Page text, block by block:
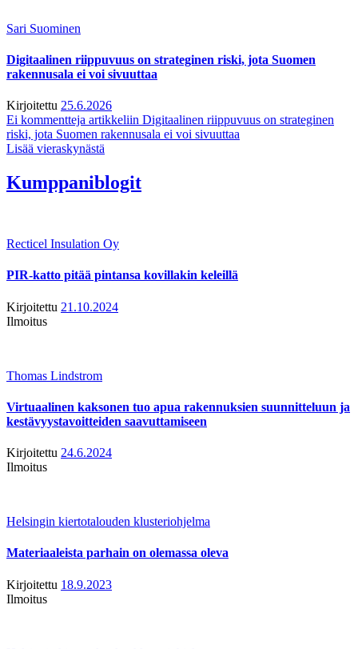
Sari Suominen
Digitaalinen riippuvuus on strateginen riski, jota Suomen
rakennusala ei voi sivuuttaa
Kirjoitettu 25.6.2026
Ei kommentteja artikkeliin Digitaalinen riippuvuus on strateginen
riski, jota Suomen rakennusala ei voi sivuuttaa
Lisää vieraskynästä
Kumppaniblogit
Recticel Insulation Oy
PIR-katto pitää pintansa kovillakin keleillä
Kirjoitettu 21.10.2024
Ilmoitus
Thomas Lindstrom
Virtuaalinen kaksonen tuo apua rakennuksien suunnitteluun ja
kestävyystavoitteiden saavuttamiseen
Kirjoitettu 24.6.2024
Ilmoitus
Helsingin kiertotalouden klusteriohjelma
Materiaaleista parhain on olemassa oleva
Kirjoitettu 18.9.2023
Ilmoitus